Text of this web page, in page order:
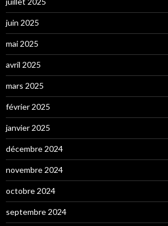
juin 2025
mai 2025
avril 2025
mars 2025
février 2025
janvier 2025
décembre 2024
novembre 2024
octobre 2024
septembre 2024